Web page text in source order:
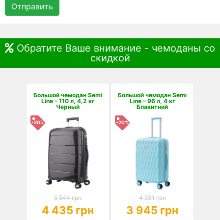
Отправить
Обратите Ваше внимание - чемоданы со
скидкой
Большой чемодан Semi
Line – 110 л, 4,2 кг
Черный
-20%
5 544 грн
4 435 грн
Большой чемодан Semi
Line – 96 л, 4 кг
Блакитний
-20%
4 931 грн
3 945 грн